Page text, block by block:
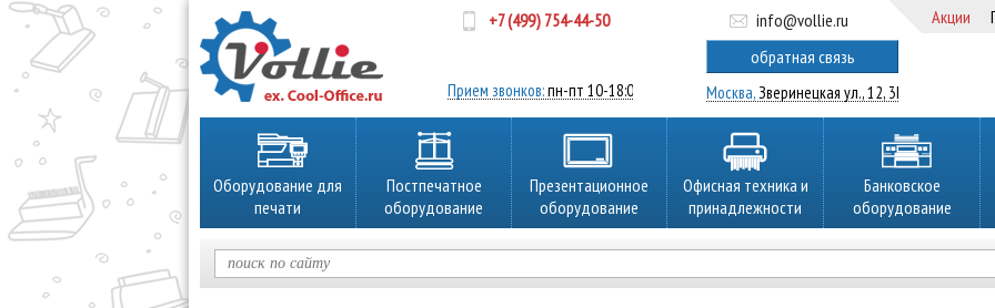
+7 (499) 754-44-50
Прием звонков:пн-пт 10-18:00
info@vollie.ru
обратная связь
Москва,Зверинецкая ул., 12, 3Ц
Акции
Оборудование для
печати
Постпечатное
оборудование
Презентационное
оборудование
Офисная техника и
принадлежности
Банковское
оборудование